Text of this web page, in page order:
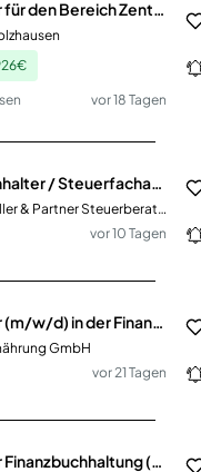
Mitarbeiter für den Bereich Zentrale Dienste und Finanzbuchhaltung (m/w/d)
vor 18 Tagen
Finanzbuchhalter / Steuerfachangestellter (m/w/d) DATEV / moderne Kanzlei in Teilzeit oder Vollzeit – Mittelstand
Schreurs, Müller & Partner Steuerberatungsgesellschaft mbB
vor 10 Tagen
Mitarbeiter (m/w/d) in der Finanzbuchhaltung
GmbH
vor 21 Tagen
Mitarbeiter Finanzbuchhaltung (m/w/d) für unseren Standort Mengerskirchen